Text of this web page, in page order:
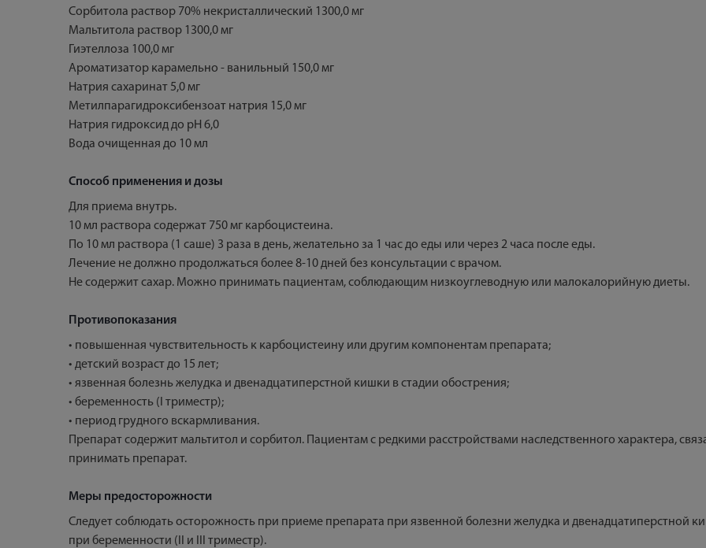
Сорбитола раствор 70% некристаллический 1300,0 мг
Мальтитола раствор 1300,0 мг
Гиэтеллоза 100,0 мг
Ароматизатор карамельно - ванильный 150,0 мг
Натрия сахаринат 5,0 мг
Метилпарагидроксибензоат натрия 15,0 мг
Натрия гидроксид до рН 6,0
Вода очищенная до 10 мл
Способ применения и дозы
Для приема внутрь.
10 мл раствора содержат 750 мг карбоцистеина.
По 10 мл раствора (1 саше) 3 раза в день, желательно за 1 час до еды или через 2 часа после еды.
Лечение не должно продолжаться более 8-10 дней без консультации с врачом.
Не содержит сахар. Можно принимать пациентам, соблюдающим низкоуглеводную или малокалорийную диеты.
Противопоказания
• повышенная чувствительность к карбоцистеину или другим компонентам препарата;
• детский возраст до 15 лет;
• язвенная болезнь желудка и двенадцатиперстной кишки в стадии обострения;
• беременность (I триместр);
• период грудного вскармливания.
Препарат содержит мальтитол и сорбитол. Пациентам с редкими расстройствами наследственного характера,
принимать препарат.
Меры предосторожности
Следует соблюдать осторожность при приеме препарата при язвенной болезни желудка и двенадцатиперстной
при беременности (II и III триместр).